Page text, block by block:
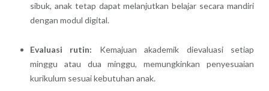
sibuk, anak tetap dapat melanjutkan belajar secara mandiri
dengan modul digital.
Evaluasi rutin: Kemajuan akademik dievaluasi setiap
minggu atau dua minggu, memungkinkan penyesuaian
kurikulum sesuai kebutuhan anak.